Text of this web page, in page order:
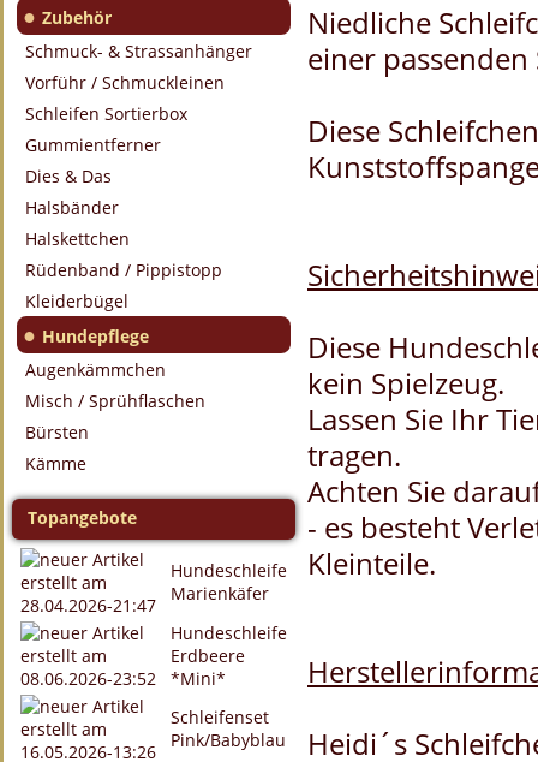
● Zubehör
Schmuck- & Strassanhänger
Vorführ / Schmuckleinen
Schleifen Sortierbox
Gummientferner
Dies & Das
Halsbänder
Halskettchen
Rüdenband / Pippistopp
Kleiderbügel
● Hundepflege
Augenkämmchen
Misch / Sprühflaschen
Bürsten
Kämme
Topangebote
Hundeschleife
Marienkäfer
Hundeschleife
Erdbeere
*Mini*
Schleifenset
Pink/Babyblau
Niedliche
einer
Diese
Diese
kein Spielzeug.
Lassen Sie Ihr
tragen.
Achten Sie
- es besteht
Kleinteile.
Heidi´s